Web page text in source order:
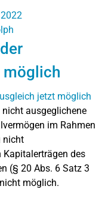
möglich
nicht ausgeglichene
im Rahmen
nicht
des
(§ 20 Abs. 6 Satz 3
möglich.